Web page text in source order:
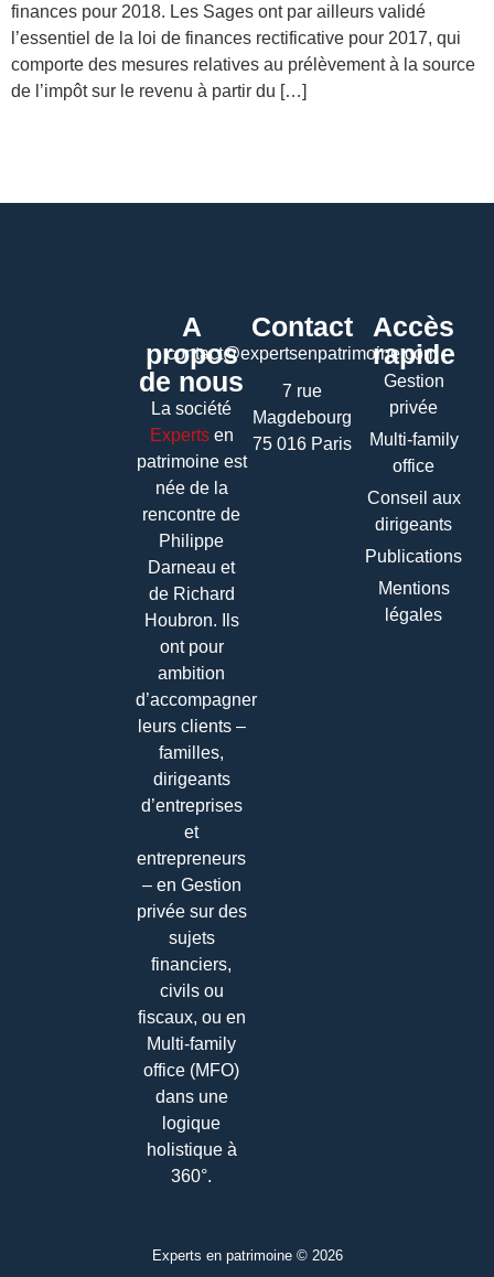
finances pour 2018. Les Sages ont par ailleurs validé
l’essentiel de la loi de finances rectificative pour 2017, qui
comporte des mesures relatives au prélèvement à la source
de l’impôt sur le revenu à partir du […]
A
propos
de nous
La société
Expertsen
patrimoine est
née de la
rencontre de
Philippe
Darneau et
de Richard
Houbron. Ils
ont pour
ambition
d’accompagner
leurs clients –
familles,
dirigeants
d’entreprises
et
entrepreneurs
– en Gestion
privée sur des
sujets
financiers,
civils ou
fiscaux, ou en
Multi-family
office (MFO)
dans une
logique
holistique à
360°.
Contact
contact@expertsenpatrimoine.com
7 rue
Magdebourg
75 016 Paris
Accès
rapide
Gestion
privée
Multi-family
office
Conseil aux
dirigeants
Publications
Mentions
légales
Experts en patrimoine © 2026